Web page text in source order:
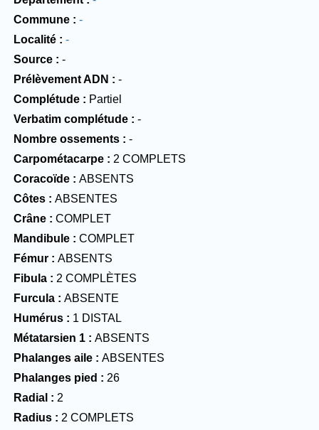
Commune
-
Localité
-
Source
-
Prélèvement ADN
-
Complétude
Partiel
Verbatim complétude
-
Nombre ossements
-
Carpométacarpe
2 COMPLETS
Coracoïde
ABSENTS
Côtes
ABSENTES
Crâne
COMPLET
Mandibule
COMPLET
Fémur
ABSENTS
Fibula
2 COMPLÈTES
Furcula
ABSENTE
Humérus
1 DISTAL
Métatarsien 1
ABSENTS
Phalanges aile
ABSENTES
Phalanges pied
26
Radial
2
Radius
2 COMPLETS